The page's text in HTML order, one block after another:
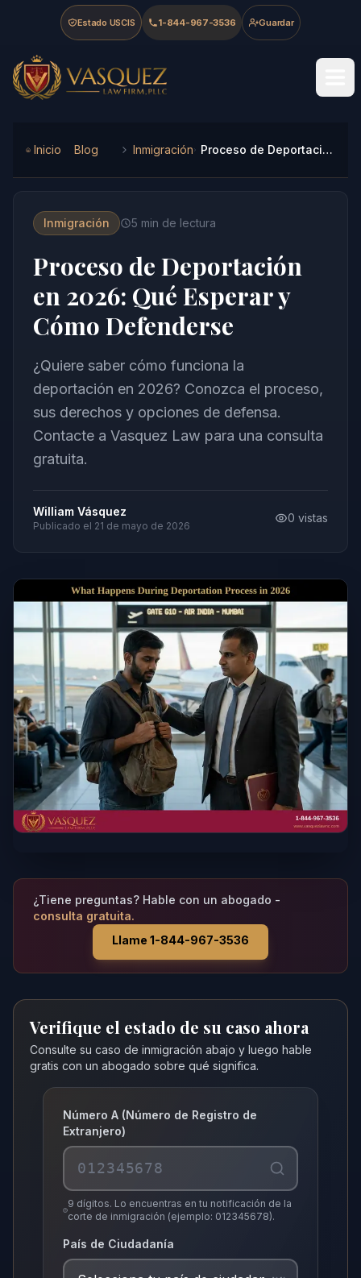
Skip to main content
Skip to navigation
Skip to footer
Estado USCIS 1-844-967-3536 Guardar
Vasquez Law Firm - Home
Inicio Blog Inmigración Proceso de Deportación en 2026: Qué Esperar y Cómo Defenderse
Inmigración 5 min de lectura
Proceso de Deportación
en 2026: Qué Esperar y
Cómo Defenderse
¿Quiere saber cómo funciona la
deportación en 2026? Conozca el proceso,
sus derechos y opciones de defensa.
Contacte a Vasquez Law para una consulta
gratuita.
William Vásquez
Publicado el 21 de mayo de 2026
0 vistas
¿Tiene preguntas? Hable con un abogado -
consulta gratuita.
Llame 1-844-967-3536
Verifique el estado de su caso ahora
Consulte su caso de inmigración abajo y luego hable
gratis con un abogado sobre qué significa.
Número A (Número de Registro de
Extranjero)
9 dígitos. Lo encuentras en tu notificación de la
corte de inmigración (ejemplo: 012345678).
País de Ciudadanía